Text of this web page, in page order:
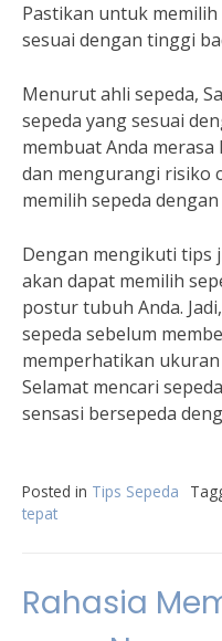
Pastikan untuk
sesuai dengan tinggi
Menurut ahli sepeda,
sepeda yang sesuai
membuat Anda
dan mengurangi risiko
memilih sepeda
Dengan mengikuti tips
akan dapat memilih
postur tubuh Anda.
sepeda sebelum
memperhatikan
Selamat mencari
sensasi bersepeda
Posted in Tips Sepeda
tepat
Rahasia